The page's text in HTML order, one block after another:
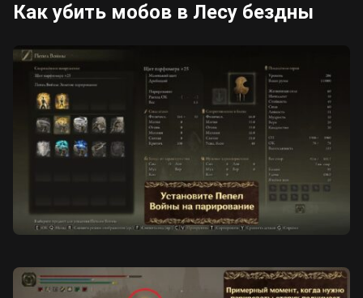
Как убить мобов в Лесу бездны